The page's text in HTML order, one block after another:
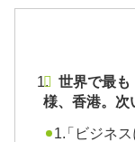
世界で最も
様、香港。次
「ビジネ